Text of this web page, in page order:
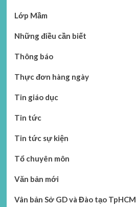
Lớp Mầm
Những điều cần biết
Thông báo
Thực đơn hàng ngày
Tin giáo dục
Tin tức
Tin tức sự kiện
Tổ chuyên môn
Văn bản mới
Vân bản Sở GD và Đào tạo TpHCM